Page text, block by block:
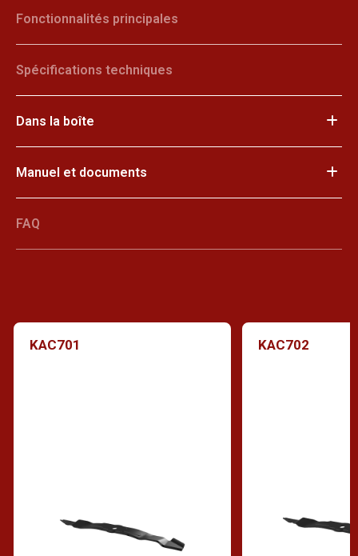
Fonctionnalités principales
Spécifications techniques
Dans la boîte
Manuel et documents
FAQ
KAC701 KAC702